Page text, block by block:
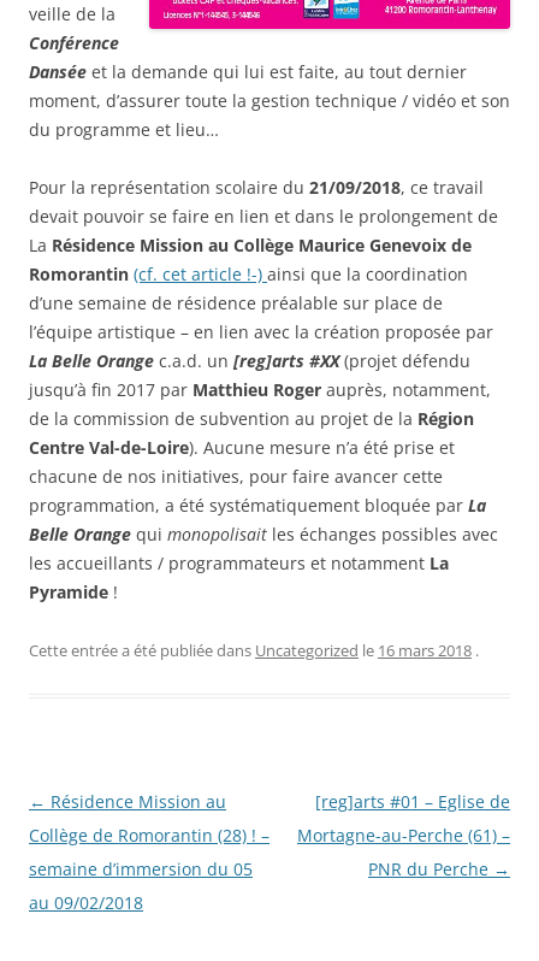
veille de la
Conférence
Dansée et la demande qui lui est faite, au tout dernier
moment, d’assurer toute la gestion technique / vidéo et son
du programme et lieu…
Pour la représentation scolaire du 21/09/2018, ce travail
devait pouvoir se faire en lien et dans le prolongement de
La Résidence Mission au Collège Maurice Genevoix de
Romorantin (cf. cet article !-) ainsi que la coordination
d’une semaine de résidence préalable sur place de
l’équipe artistique – en lien avec la création proposée par
La Belle Orange c.a.d. un [reg]arts #XX (projet défendu
jusqu’à fin 2017 par Matthieu Roger auprès, notamment,
de la commission de subvention au projet de la Région
Centre Val-de-Loire). Aucune mesure n’a été prise et
chacune de nos initiatives, pour faire avancer cette
programmation, a été systématiquement bloquée par La
Belle Orange qui monopolisait les échanges possibles avec
les accueillants / programmateurs et notamment La
Pyramide !
Cette entrée a été publiée dans Uncategorized le 16 mars 2018 .
Navigation
des
articles
← Résidence Mission au
Collège de Romorantin (28) ! –
semaine d’immersion du 05
au 09/02/2018
[reg]arts #01 – Eglise de
Mortagne-au-Perche (61) –
PNR du Perche →